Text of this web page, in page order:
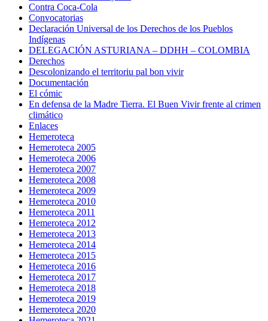
Contra Coca-Cola
Convocatorias
Declaración Universal de los Derechos de los Pueblos
Indígenas
DELEGACIÓN ASTURIANA – DDHH – COLOMBIA
Derechos
Descolonizando el territoriu pal bon vivir
Documentación
El cómic
En defensa de la Madre Tierra. El Buen Vivir frente al crimen
climático
Enlaces
Hemeroteca
Hemeroteca 2005
Hemeroteca 2006
Hemeroteca 2007
Hemeroteca 2008
Hemeroteca 2009
Hemeroteca 2010
Hemeroteca 2011
Hemeroteca 2012
Hemeroteca 2013
Hemeroteca 2014
Hemeroteca 2015
Hemeroteca 2016
Hemeroteca 2017
Hemeroteca 2018
Hemeroteca 2019
Hemeroteca 2020